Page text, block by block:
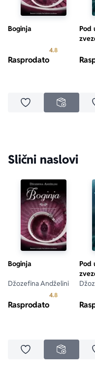
Boginja
4.8Prosecna
Rasprodato
Dodaj u omiljene
Pod
Slični naslovi
Boginja
Džozefina Andželini
4.8Prosecna
Rasprodato
Dodaj u omiljene
Pod